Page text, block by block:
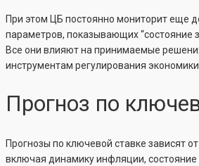
При этом ЦБ постоянно мониторит еще
параметров, показывающих “состояние
Все они влияют на принимаемые
инструментам регулирования экономики.
Прогноз по
Прогнозы по ключевой ставке зависят
включая динамику инфляции,